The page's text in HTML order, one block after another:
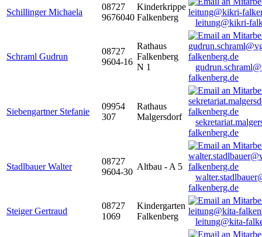
Schillinger Michaela
08727
9676040
Kinderkrippe
Falkenberg
leitung@kikri-
Schraml Gudrun
08727
9604-16
Rathaus
Falkenberg
N 1
falkenberg.de
Siebengartner Stefanie
09954
307
Rathaus
Malgersdorf
falkenberg.de
Stadlbauer Walter
08727
9604-30
Altbau - A 5
falkenberg.de
Steiger Gertraud
08727
1069
Kindergarten
Falkenberg
leitung@kita-